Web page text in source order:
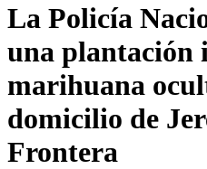
La Policía
una plantación
marihuana
domicilio de
Frontera